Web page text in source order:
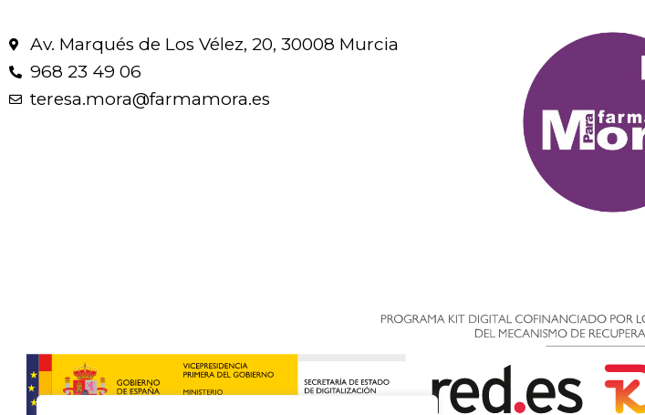
Av. Marqués de Los Vélez, 20, 30008 Murcia
968 23 49 06
teresa.mora@farmamora.es